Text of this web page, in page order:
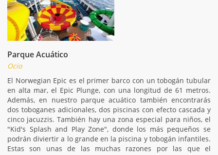
Parque Acuático
Ocio
El Norwegian Epic es el primer barco con un tobogán tubular
en alta mar, el Epic Plunge, con una longitud de 61 metros.
Además, en nuestro parque acuático también encontrarás
dos toboganes adicionales, dos piscinas con efecto cascada y
cinco jacuzzis. También hay una zona especial para niños, el
"Kid's Splash and Play Zone", donde los más pequeños se
podrán diviertir a lo grande en la piscina y tobogán infantiles.
Estas son unas de las muchas razones por las que el